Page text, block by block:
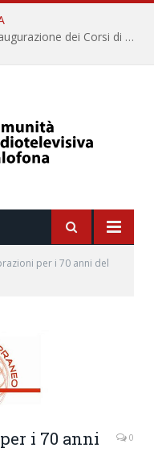
Università per Stranieri di Siena – Inaugurazione dei Corsi di Lingua e Cultura Italiana, 109a annata
per i 70 anni del
i 70 anni
0